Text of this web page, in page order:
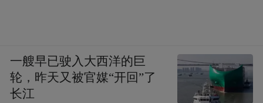
一艘早已驶入大西洋的巨
轮，昨天又被官媒“开回”了
长江